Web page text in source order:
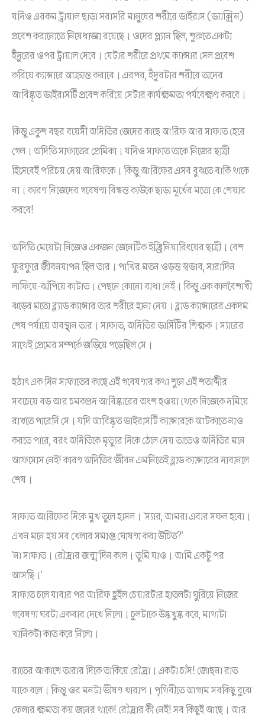
যদিও এরকম ট্রায়াল ছাড়া সরাসরি মানুষের শরীরে ভাইরাস (ভ্যাক্সিন)
প্রবেশ করানোতে নিষেধাজ্ঞা রয়েছে। ওদের প্ল্যান ছিল, শুরুতে একটা
ইঁদুরের ওপর ট্রায়াল দেবে। যেটার শরীরে প্রথমে ক্যান্সার সেল প্রবেশ
করিয়ে ক্যান্সারে আক্রান্ত করাবে। এরপর, ইঁদুরটার শরীরে তাদের
আবিষ্কৃত ভাইরাসটি প্রবেশ করিয়ে সেটার কার্যক্ষমতা পর্যবেক্ষণ করবে।
কিন্তু একুশ বছর বয়েসী অদিতির জেদের কাছে আরিফ আর সাফাত হেরে
গেল। অদিতি সাফাতের প্রেমিকা। যদিও সাফাত তাকে নিজের ছাত্রী
হিসেবেই পরিচয় দেয় আরিফকে। কিন্তু আরিফের এসব বুঝতে বাকি থাকে
না। কারণ নিজেদের গবেষণা বিশ্বস্ত কাউকে ছাড়া মূর্খের মতো কে শেয়ার
করবে!
অদিতি মেয়েটা নিজেও একজন জেনেটিক ইঞ্জিনিয়ারিংয়ের ছাত্রী। বেশ
ফুরফুরে জীবনযাপন ছিল তার। পাখির মতন ওড়ন্ত স্বভাব, সারাদিন
লাফিয়ে-ঝাঁপিয়ে কাটাত। পেছনে কোনো বাধা নেই। কিন্তু এক কালবৈশাখী
ঝড়ের মতো ব্ল্যাড ক্যান্সার তার শরীরে হানা দেয়। ব্লাড ক্যান্সারের একদম
শেষ পর্যায়ে অবস্থান তার। সাফাত, অদিতির ভার্সিটির শিক্ষক। স্যারের
সাথেই প্রেমের সম্পর্কে জড়িয়ে পড়েছিল সে।
হঠাৎ এক দিন সাফাতের কাছে এই গবেষণার কথা শুনে এই শতাব্দীর
সবচেয়ে বড় আর চমকপ্রদ আবিষ্কারের অংশ হওয়া থেকে নিজেকে দমিয়ে
রাখতে পারেনি সে। যদি আবিষ্কৃত ভাইরাসটি ক্যান্সারকে আটকাতে নাও
করতে পারে, বরং অদিতিকে মৃত্যুর দিকে ঠেলে দেয় তাতেও অদিতির মনে
আফসোস নেই! কারণ অদিতির জীবন এমনিতেই ব্লাড ক্যান্সারের দাবানলে
শেষ।
সাফাত আরিফের দিকে মুখ তুলে হাসল। ‘স্যার, আমরা এবার সফল হবো।
এখন মনে হয় সব খেলার সমাপ্ত ঘোষণা করা উচিত?’
‘না সাফাত। রৌদ্রার জন্মদিন কাল। তুমি যাও। আমি একটু পর
আসছি।’
সাফাত চলে যাবার পর আরিফ হুইল চেয়ারটার হাতলটা ঘুরিয়ে নিজের
গবেষণা ঘরটা একবার দেখে নিলো। চুলটাকে উষ্কখুষ্ক করে, মাথাটা
খানিকটা কাত করে নিলো।
রাতের আকাশে তারার দিকে তাকিয়ে রৌদ্রা। একটা চাঁদ! জোছনা রাত
যাকে বলে। কিন্তু ওর মনটা ভীষণ খারাপ। পৃথিবীতে আগাম সবকিছু বুঝে
ফেলার ক্ষমতা কয় জনের থাকে! রৌদ্রার কী নেই! সব কিছুই আছে। আর